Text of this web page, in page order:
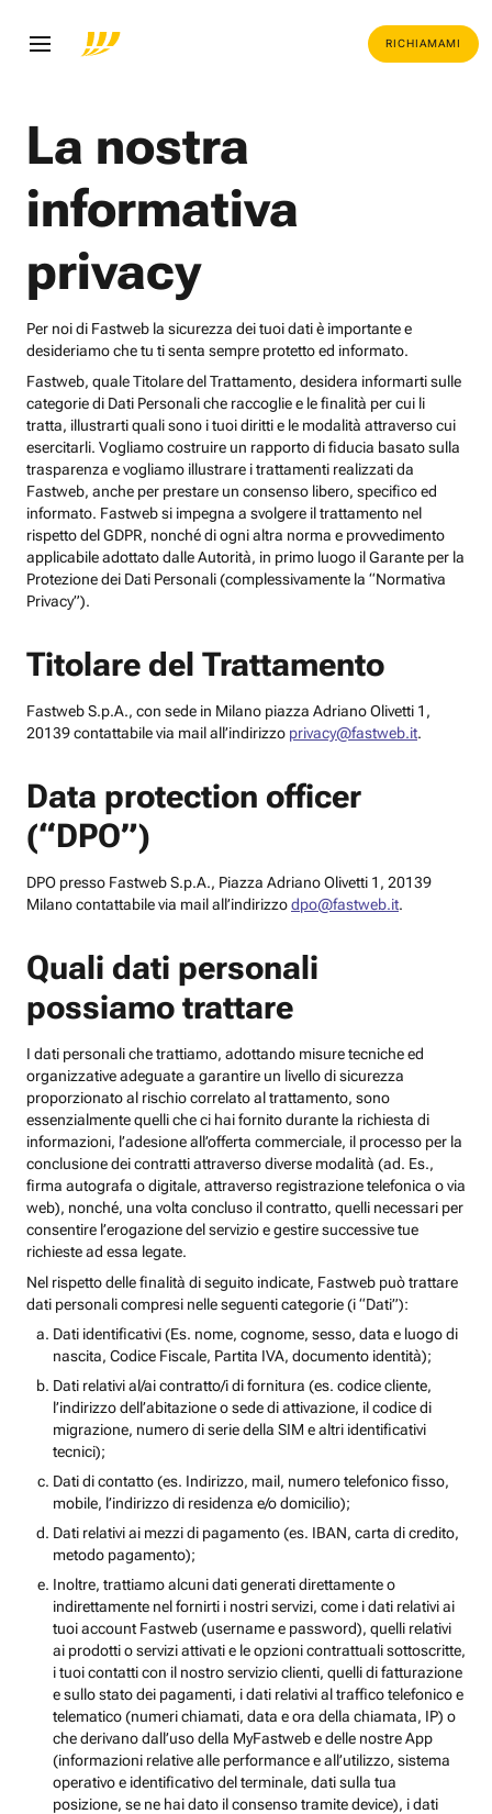
RICHIAMAMI
La nostra
informativa
privacy
Per noi di Fastweb la sicurezza dei tuoi dati è importante e
desideriamo che tu ti senta sempre protetto ed informato.
Fastweb, quale Titolare del Trattamento, desidera informarti sulle
categorie di Dati Personali che raccoglie e le finalità per cui li
tratta, illustrarti quali sono i tuoi diritti e le modalità attraverso cui
esercitarli. Vogliamo costruire un rapporto di fiducia basato sulla
trasparenza e vogliamo illustrare i trattamenti realizzati da
Fastweb, anche per prestare un consenso libero, specifico ed
informato. Fastweb si impegna a svolgere il trattamento nel
rispetto del GDPR, nonché di ogni altra norma e provvedimento
applicabile adottato dalle Autorità, in primo luogo il Garante per la
Protezione dei Dati Personali (complessivamente la “Normativa
Privacy”).
Titolare del Trattamento
Fastweb S.p.A., con sede in Milano piazza Adriano Olivetti 1,
20139 contattabile via mail all’indirizzo privacy@fastweb.it.
Data protection officer
(“DPO”)
DPO presso Fastweb S.p.A., Piazza Adriano Olivetti 1, 20139
Milano contattabile via mail all’indirizzodpo@fastweb.it.
Quali dati personali
possiamo trattare
I dati personali che trattiamo, adottando misure tecniche ed
organizzative adeguate a garantire un livello di sicurezza
proporzionato al rischio correlato al trattamento, sono
essenzialmente quelli che ci hai fornito durante la richiesta di
informazioni, l’adesione all’offerta commerciale, il processo per la
conclusione dei contratti attraverso diverse modalità (ad. Es.,
firma autografa o digitale, attraverso registrazione telefonica o via
web), nonché, una volta concluso il contratto, quelli necessari per
consentire l’erogazione del servizio e gestire successive tue
richieste ad essa legate.
Nel rispetto delle finalità di seguito indicate, Fastweb può trattare
dati personali compresi nelle seguenti categorie (i “Dati”):
Dati identificativi (Es. nome, cognome, sesso, data e luogo di
nascita, Codice Fiscale, Partita IVA, documento identità);
Dati relativi al/ai contratto/i di fornitura (es. codice cliente,
l’indirizzo dell’abitazione o sede di attivazione, il codice di
migrazione, numero di serie della SIM e altri identificativi
tecnici);
Dati di contatto (es. Indirizzo, mail, numero telefonico fisso,
mobile, l’indirizzo di residenza e/o domicilio);
Dati relativi ai mezzi di pagamento (es. IBAN, carta di credito,
metodo pagamento);
Inoltre, trattiamo alcuni dati generati direttamente o
indirettamente nel fornirti i nostri servizi, come i dati relativi ai
tuoi account Fastweb (username e password), quelli relativi
ai prodotti o servizi attivati e le opzioni contrattuali sottoscritte,
i tuoi contatti con il nostro servizio clienti, quelli di fatturazione
e sullo stato dei pagamenti, i dati relativi al traffico telefonico e
telematico (numeri chiamati, data e ora della chiamata, IP) o
che derivano dall’uso della MyFastweb e delle nostre App
(informazioni relative alle performance e all’utilizzo, sistema
operativo e identificativo del terminale, dati sulla tua
posizione, se ne hai dato il consenso tramite device), i dati